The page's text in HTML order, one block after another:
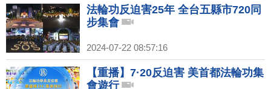
法輪功反迫害25年 全台五縣市720同
步集會
2024-07-22 08:57:16
【重播】7·20反迫害 美首都法輪功集
會遊行